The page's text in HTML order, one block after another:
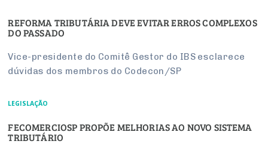
REFORMA TRIBUTÁRIA DEVE EVITAR ERROS COMPLEXOS
DO PASSADO
Vice-presidente do Comitê Gestor do IBS esclarece
dúvidas dos membros do Codecon/SP
LEGISLAÇÃO
FECOMERCIOSP PROPÕE MELHORIAS AO NOVO SISTEMA
TRIBUTÁRIO